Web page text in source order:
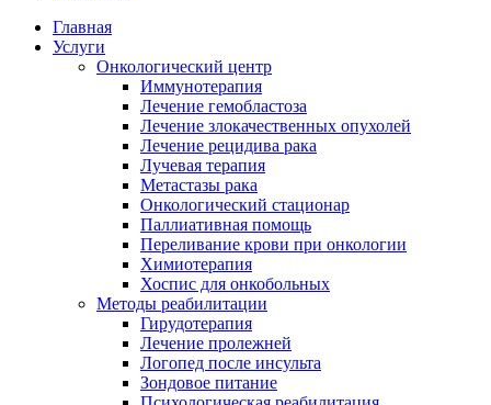
Главная
Услуги
Онкологический центр
Иммунотерапия
Лечение гемобластоза
Лечение злокачественных опухолей
Лечение рецидива рака
Лучевая терапия
Метастазы рака
Онкологический стационар
Паллиативная помощь
Переливание крови при онкологии
Химиотерапия
Хоспис для онкобольных
Методы реабилитации
Гирудотерапия
Лечение пролежней
Логопед после инсульта
Зондовое питание